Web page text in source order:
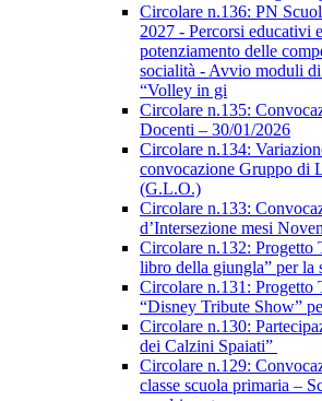
Circolare n.136: PN
2027 - Percorsi educativi
potenziamento delle
socialità - Avvio moduli
“Volley in gi
Circolare n.135:
Docenti – 30/01/2026
Circolare n.134:
convocazione Gruppo di
(G.L.O.)
Circolare n.133:
d’Intersezione mesi
Circolare n.132: Progetto
libro della giungla” per la
Circolare n.131: Progetto
“Disney Tribute Show”
Circolare n.130:
dei Calzini Spaiati”
Circolare n.129:
classe scuola primaria –